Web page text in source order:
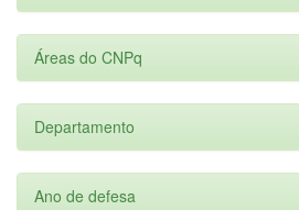
Áreas do CNPq
Departamento
Ano de defesa